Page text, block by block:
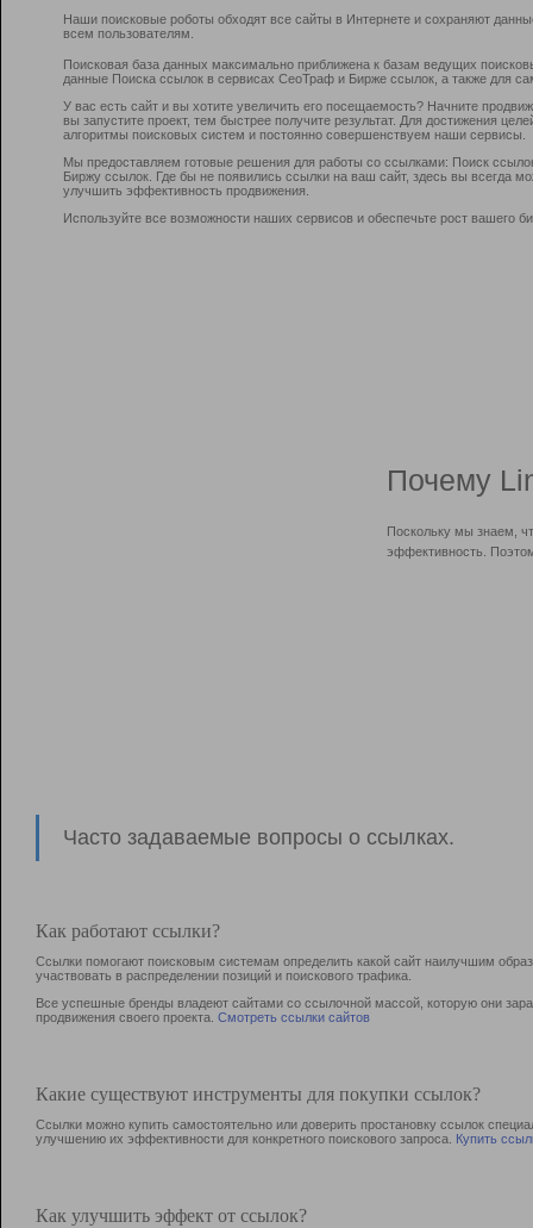
Наши поисковые роботы обходят все сайты в Интернете и сохраняют
всем пользователям.
Поисковая база данных максимально приближена к базам ведущих
данные Поиска ссылок в сервисах СеоТраф и Бирже ссылок, а также для
У вас есть сайт и вы хотите увеличить его посещаемость? Начните
вы запустите проект, тем быстрее получите результат. Для достижения
алгоритмы поисковых систем и постоянно совершенствуем наши сервисы.
Мы предоставляем готовые решения для работы со ссылками: Поиск
Биржу ссылок. Где бы не появились ссылки на ваш сайт, здесь вы всегда
улучшить эффективность продвижения.
Используйте все возможности наших сервисов и обеспечьте рост вашего
Почему
Поскольку мы знаем,
эффективность.
Часто задаваемые вопросы о ссылках.
Как работают ссылки?
Ссылки помогают поисковым системам определить какой сайт наилучшим
участвовать в раcпределении позиций и поискового трафика.
Все успешные бренды владеют сайтами со ссылочной массой, которую они
продвижения своего проекта. Смотреть ссылки сайтов
Какие существуют инструменты для покупки ссылок?
Ссылки можно купить самостоятельно или доверить простановку ссылок
улучшению их эффективности для конкретного поискового запроса. Купить
Как улучшить эффект от ссылок?